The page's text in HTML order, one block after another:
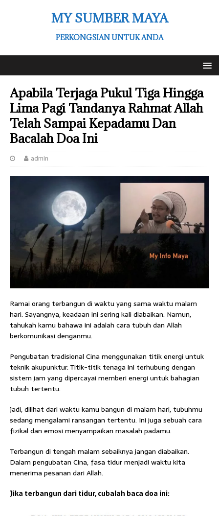
MY SUMBER MAYA
PERKONGSIAN UNTUK ANDA
Apabila Terjaga Pukul Tiga Hingga
Lima Pagi Tandanya Rahmat Allah
Telah Sampai Kepadamu Dan
Bacalah Doa Ini
admin
Ramai orang terbangun di waktu yang sama waktu malam
hari. Sayangnya, keadaan ini sering kali diabaikan. Namun,
tahukah kamu bahawa ini adalah cara tubuh dan Allah
berkomunikasi denganmu.
Pengubatan tradisional Cina menggunakan titik energi untuk
teknik akupunktur. Titik-titik tenaga ini terhubung dengan
sistem jam yang dipercayai memberi energi untuk bahagian
tubuh tertentu.
Jadi, dilihat dari waktu kamu bangun di malam hari, tubuhmu
sedang mengalami ransangan tertentu. Ini juga sebuah cara
fizikal dan emosi menyampaikan masalah padamu.
Terbangun di tengah malam sebaiknya jangan diabaikan.
Dalam pengubatan Cina, fasa tidur menjadi waktu kita
menerima pesanan dari Allah.
Jika terbangun dari tidur, cubalah baca doa ini: